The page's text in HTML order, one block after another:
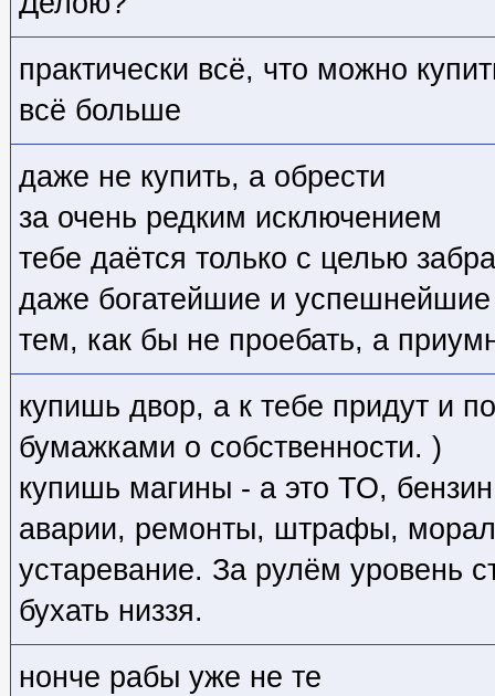
практически всё, что можно
всё больше
даже не купить, а обрести
за очень редким исключением
тебе даётся только с целью
даже богатейшие и успешнейшие
тем, как бы не проебать, а
купишь двор, а к тебе придут и
бумажками о собственности. )
купишь магины - а это ТО,
аварии, ремонты, штрафы,
устаревание. За рулём уровень
бухать низзя.
нонче рабы уже не те